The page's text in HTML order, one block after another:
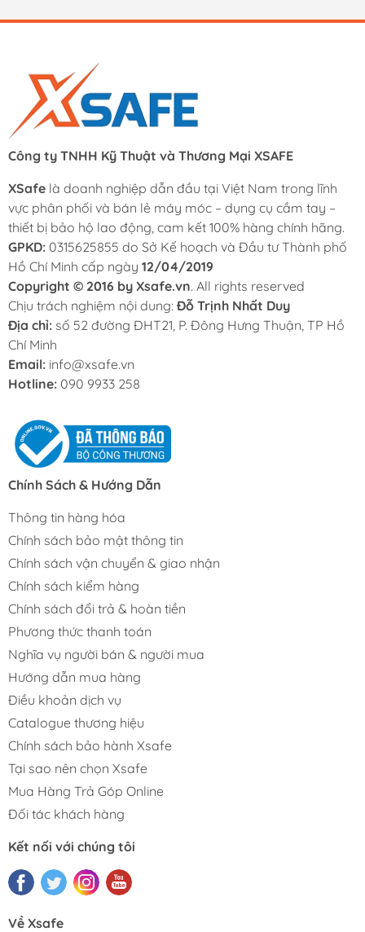
Công ty TNHH Kỹ Thuật và Thương Mại XSAFE
XSafe là doanh nghiệp dẫn đầu tại Việt Nam trong lĩnh
vực phân phối và bán lẻ máy móc – dụng cụ cầm tay –
thiết bị bảo hộ lao động, cam kết 100% hàng chính hãng.
GPKD: 0315625855 do Sở Kế hoạch và Đầu tư Thành phố
Hồ Chí Minh cấp ngày 12/04/2019
Copyright © 2016 by Xsafe.vn. All rights reserved
Chịu trách nghiệm nội dung: Đỗ Trịnh Nhất Duy
Địa chỉ: số 52 đường ĐHT21, P. Đông Hưng Thuận, TP Hồ
Chí Minh
Email: info@xsafe.vn
Hotline: 090 9933 258
Chính Sách & Hướng Dẫn
Thông tin hàng hóa
Chính sách bảo mật thông tin
Chính sách vận chuyển & giao nhận
Chính sách kiểm hàng
Chính sách đổi trả & hoàn tiền
Phương thức thanh toán
Nghĩa vụ người bán & người mua
Hướng dẫn mua hàng
Điều khoản dịch vụ
Catalogue thương hiệu
Chính sách bảo hành Xsafe
Tại sao nên chọn Xsafe
Mua Hàng Trả Góp Online
Đối tác khách hàng
Kết nối với chúng tôi
Về Xsafe